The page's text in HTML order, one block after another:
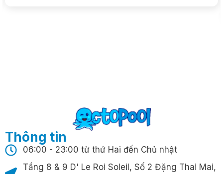
Thông tin
06:00 - 23:00 từ thứ Hai đến Chủ nhật
Tầng 8 & 9 D' Le Roi Soleil, Số 2 Đặng Thai Mai,